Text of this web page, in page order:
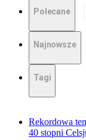
Polecane
Najnowsze
Tagi
Rekordowa
40 stopni